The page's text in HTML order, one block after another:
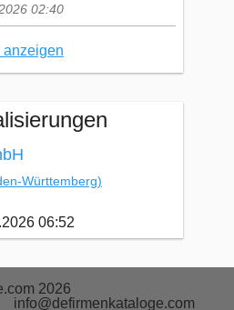
02:40
Württemberg)
06:52
2026
info@defirmenkataloge.com